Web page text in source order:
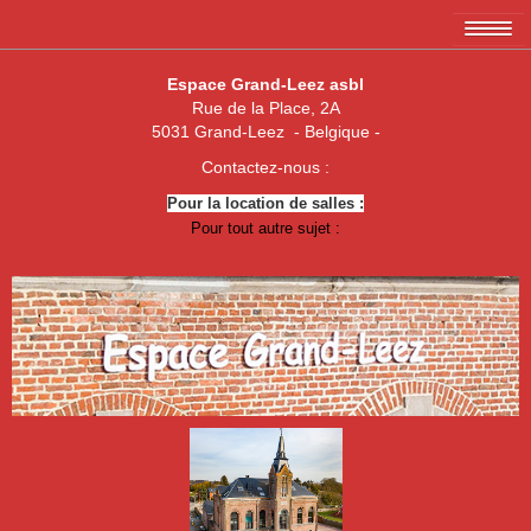
L'association EGL asbl
Amicale des 3 x 20
Association "Un enfant, une vie"
Royal Football Club Grand-Leez
Les pêcheurs réunis
Club des Jeunes de Grand-Leez
Nouvelle jeune paume Grand-Leez
Espace Grand-Leez asbl
Rue de la Place, 2A
5031 Grand-Leez - Belgique -
Contactez-nous :
Pour la location de salles :
Pour tout autre sujet :